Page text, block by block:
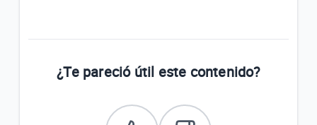
¿Te pareció útil este contenido?